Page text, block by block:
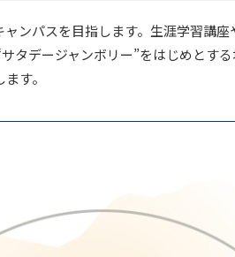
ンパスを目指します。生涯学習講座
タデージャンボリー”をはじめとす
す。